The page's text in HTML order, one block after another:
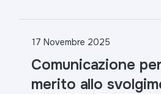
17 Novembre 2025
Comunicazione
merito allo